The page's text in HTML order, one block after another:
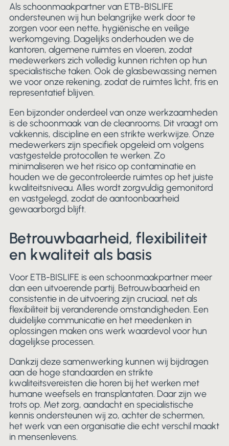
Als schoonmaakpartner van ETB-BISLIFE
ondersteunen wij hun belangrijke werk door te
zorgen voor een nette, hygiënische en veilige
werkomgeving. Dagelijks onderhouden we de
kantoren, algemene ruimtes en vloeren, zodat
medewerkers zich volledig kunnen richten op hun
specialistische taken. Ook de glasbewassing nemen
we voor onze rekening, zodat de ruimtes licht, fris en
representatief blijven.
Een bijzonder onderdeel van onze werkzaamheden
is de schoonmaak van de cleanrooms. Dit vraagt om
vakkennis, discipline en een strikte werkwijze. Onze
medewerkers zijn specifiek opgeleid om volgens
vastgestelde protocollen te werken. Zo
minimaliseren we het risico op contaminatie en
houden we de gecontroleerde ruimtes op het juiste
kwaliteitsniveau. Alles wordt zorgvuldig gemonitord
en vastgelegd, zodat de aantoonbaarheid
gewaarborgd blijft.
Betrouwbaarheid, flexibiliteit
en kwaliteit als basis
Voor ETB-BISLIFE is een schoonmaakpartner meer
dan een uitvoerende partij. Betrouwbaarheid en
consistentie in de uitvoering zijn cruciaal, net als
flexibiliteit bij veranderende omstandigheden. Een
duidelijke communicatie en het meedenken in
oplossingen maken ons werk waardevol voor hun
dagelijkse processen.
Dankzij deze samenwerking kunnen wij bijdragen
aan de hoge standaarden en strikte
kwaliteitsvereisten die horen bij het werken met
humane weefsels en transplantaten. Daar zijn we
trots op. Met zorg, aandacht en specialistische
kennis ondersteunen wij zo, achter de schermen,
het werk van een organisatie die echt verschil maakt
in mensenlevens.